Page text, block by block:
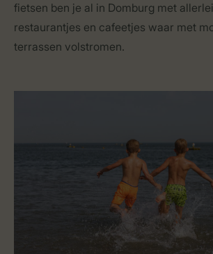
fietsen ben je al in Domburg met
restaurantjes en cafeetjes waar met
terrassen volstromen.